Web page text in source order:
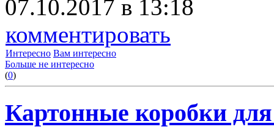
07.10.2017 в 13:18
комментировать
Интересно Вам интересно
Больше не интересно
(0)
Картонные коробки для